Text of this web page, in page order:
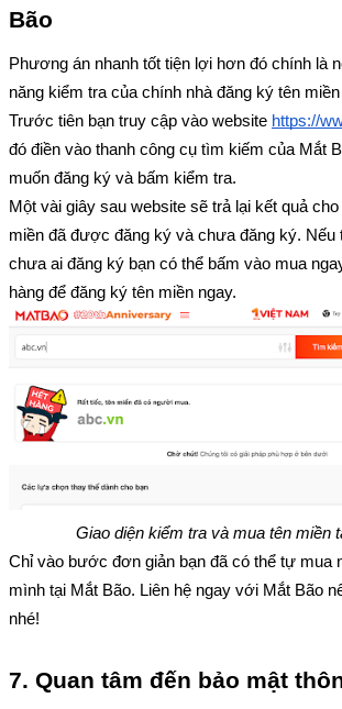
Bão
Phương án nhanh tốt tiện lợi hơn đó chính là
năng kiểm tra của chính nhà đăng ký tên
Trước tiên bạn truy cập vào website https://
đó điền vào thanh công cụ tìm kiếm của Mắt
muốn đăng ký và bấm kiểm tra.
Một vài giây sau website sẽ trả lại kết quả
miền đã được đăng ký và chưa đăng ký. Nếu
chưa ai đăng ký bạn có thể bấm vào mua
hàng để đăng ký tên miền ngay.
Giao diện kiểm tra và mua tên miền
Chỉ vào bước đơn giản bạn đã có thể tự mua
mình tại Mắt Bão. Liên hệ ngay với Mắt Bão
nhé!
7. Quan tâm đến bảo mật